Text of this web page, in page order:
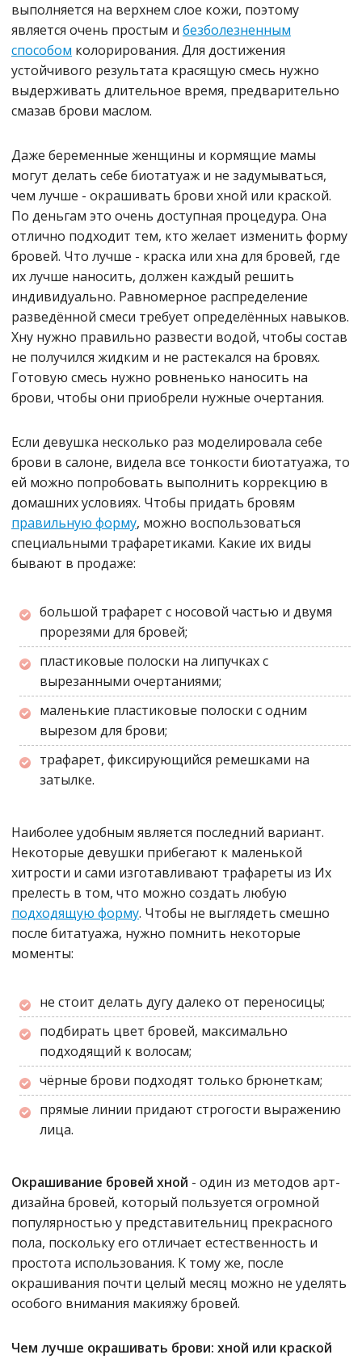
выполняется на верхнем слое кожи, поэтому
является очень простым и безболезненным
способом колорирования. Для достижения
устойчивого результата красящую смесь нужно
выдерживать длительное время, предварительно
смазав брови маслом.
Даже беременные женщины и кормящие мамы
могут делать себе биотатуаж и не задумываться,
чем лучше - окрашивать брови хной или краской.
По деньгам это очень доступная процедура. Она
отлично подходит тем, кто желает изменить форму
бровей. Что лучше - краска или хна для бровей, где
их лучше наносить, должен каждый решить
индивидуально. Равномерное распределение
разведённой смеси требует определённых навыков.
Хну нужно правильно развести водой, чтобы состав
не получился жидким и не растекался на бровях.
Готовую смесь нужно ровненько наносить на
брови, чтобы они приобрели нужные очертания.
Если девушка несколько раз моделировала себе
брови в салоне, видела все тонкости биотатуажа, то
ей можно попробовать выполнить коррекцию в
домашних условиях. Чтобы придать бровям
правильную форму, можно воспользоваться
специальными трафаретиками. Какие их виды
бывают в продаже:
большой трафарет с носовой частью и двумя
прорезями для бровей;
пластиковые полоски на липучках с
вырезанными очертаниями;
маленькие пластиковые полоски с одним
вырезом для брови;
трафарет, фиксирующийся ремешками на
затылке.
Наиболее удобным является последний вариант.
Некоторые девушки прибегают к маленькой
хитрости и сами изготавливают трафареты из Их
прелесть в том, что можно создать любую
подходящую форму. Чтобы не выглядеть смешно
после битатуажа, нужно помнить некоторые
моменты:
не стоит делать дугу далеко от переносицы;
подбирать цвет бровей, максимально
подходящий к волосам;
чёрные брови подходят только брюнеткам;
прямые линии придают строгости выражению
лица.
Окрашивание бровей хной - один из методов арт-
дизайна бровей, который пользуется огромной
популярностью у представительниц прекрасного
пола, поскольку его отличает естественность и
простота использования. К тому же, после
окрашивания почти целый месяц можно не уделять
особого внимания макияжу бровей.
Чем лучше окрашивать брови: хной или краской